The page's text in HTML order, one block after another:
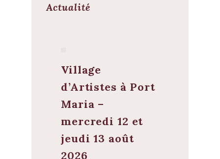
Actualité
Village
d’Artistes à Port
Maria –
mercredi 12 et
jeudi 13 août
2026